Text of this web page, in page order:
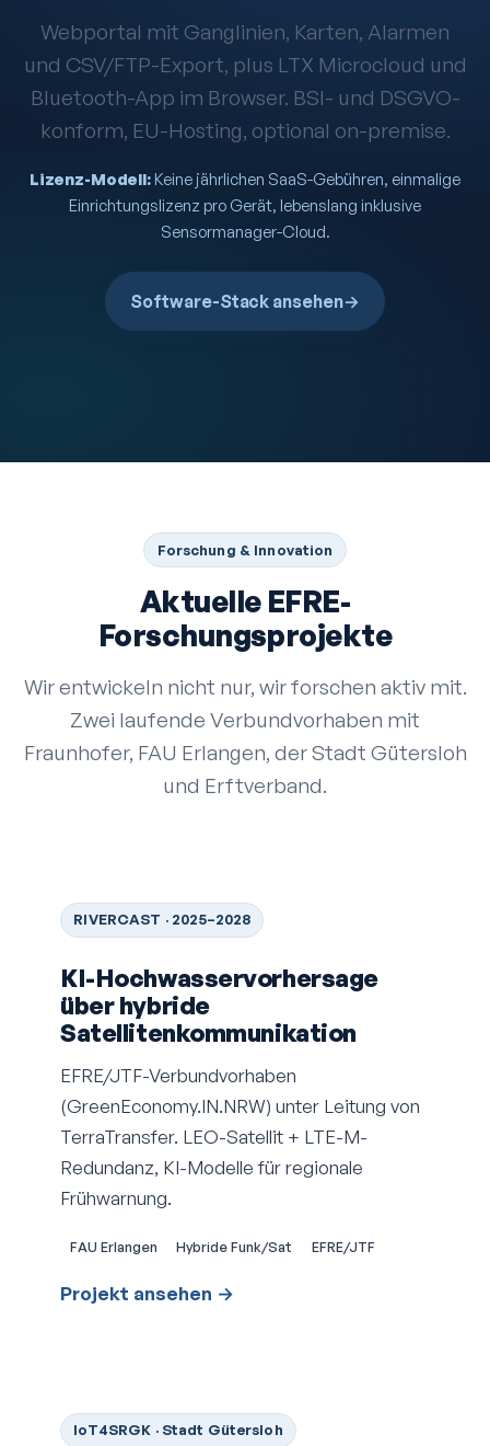
Webportal mit Ganglinien, Karten, Alarmen
und CSV/FTP-Export, plus LTX Microcloud und
Bluetooth-App im Browser. BSI- und DSGVO-
konform, EU-Hosting, optional on-premise.
Lizenz-Modell: Keine jährlichen SaaS-Gebühren, einmalige
Einrichtungslizenz pro Gerät, lebenslang inklusive
Sensormanager-Cloud.
Software-Stack ansehen→
Forschung & Innovation
Aktuelle EFRE-
Forschungsprojekte
Wir entwickeln nicht nur, wir forschen aktiv mit.
Zwei laufende Verbundvorhaben mit
Fraunhofer, FAU Erlangen, der Stadt Gütersloh
und Erftverband.
RIVERCAST · 2025–2028
KI-Hochwasservorhersage
über hybride
Satellitenkommunikation
EFRE/JTF-Verbundvorhaben
(GreenEconomy.IN.NRW) unter Leitung von
TerraTransfer. LEO-Satellit + LTE-M-
Redundanz, KI-Modelle für regionale
Frühwarnung.
FAU Erlangen Hybride Funk/Sat EFRE/JTF
Projekt ansehen →
IoT4SRGK · Stadt Gütersloh